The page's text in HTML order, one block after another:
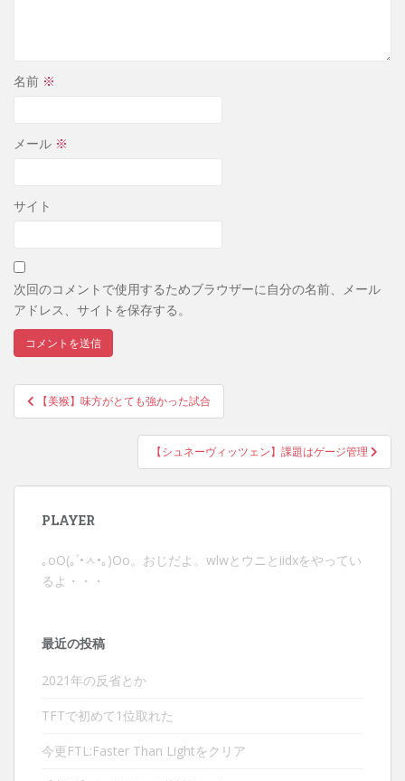
名前 ※
メール ※
サイト
次回のコメントで使用するためブラウザーに自分の名前、メール
アドレス、サイトを保存する。
投
稿
ゲ
【美猴】味方がとても強かった試合
【シュネーヴィッツェン】課題はゲージ管理
PLAYER
｡оО(｡´•ㅅ•｡)Оо。おじだよ。wlwとウニとiidxをやってい
るよ・・・
最近の投稿
2021年の反省とか
TFTで初めて1位取れた
今更FTL:Faster Than Lightをクリア